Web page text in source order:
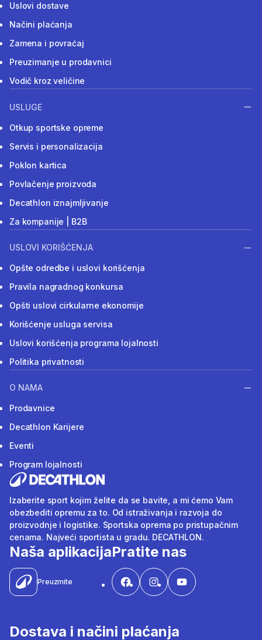
Uslovi dostave
Načini plaćanja
Zamena i povraćaj
Preuzimanje u prodavnici
Vodič kroz veličine
USLUGE
Otkup sportske opreme
Servis i personalizacija
Poklon kartica
Povlačenje proizvoda
Decathlon iznajmljivanje
Za kompanije | B2B
USLOVI KORIŠĆENJA
Opšte odredbe i uslovi korišćenja
Pravila nagradnog konkursa
Opšti uslovi cirkularne ekonomije
Korišćenje usluga servisa
Uslovi korišćenja programa lojalnosti
Politika privatnosti
O NAMA
Prodavnice
Decathlon Karijere
Eventi
Program lojalnosti
Izaberite sport kojim želite da se bavite, a mi ćemo Vam
obezbediti opremu za to. Od istraživanja i razvoja do
proizvodnje i logistike. Sportska oprema po pristupačnim
cenama. Najveći sportista u gradu. DECATHLON.
Naša aplikacija
Preuzmite
Pratite nas
Dostava i načini plaćanja